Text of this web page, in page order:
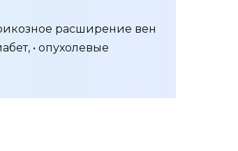
расширение вен
• опухолевые